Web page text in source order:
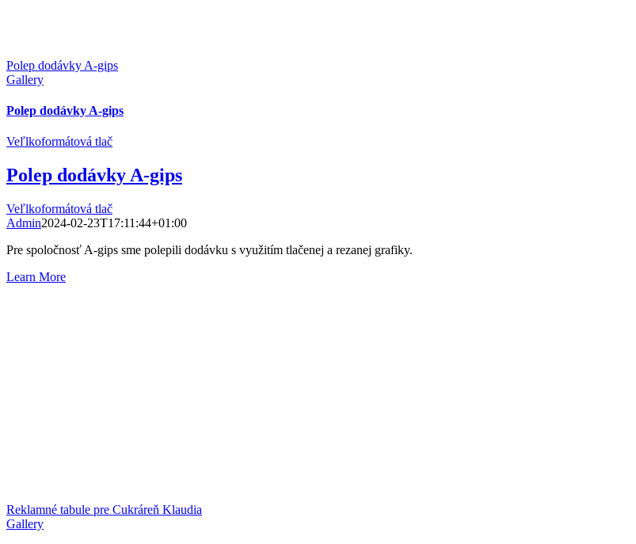
Polep dodávky A-gips
Gallery
Polep dodávky A-gips
Veľlkoformátová tlač
Polep dodávky A-gips
Veľlkoformátová tlač
Admin2024-02-23T17:11:44+01:00
Pre spoločnosť A-gips sme polepili dodávku s využitím tlačenej a rezanej grafiky.
Learn More
Reklamné tabule pre Cukráreň Klaudia
Gallery